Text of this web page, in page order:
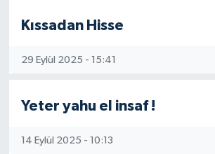
Kıssadan Hisse
29 Eylül 2025 - 15:41
Yeter yahu el insaf !
14 Eylül 2025 - 10:13